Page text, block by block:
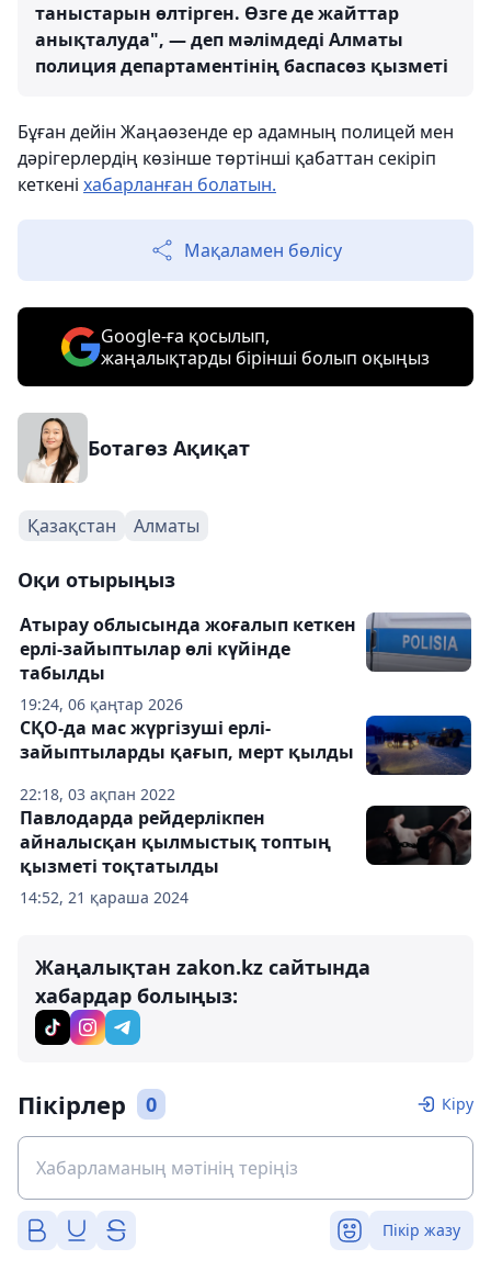
таныстарын өлтірген. Өзге де жайттар
анықталуда", — деп мәлімдеді Алматы
полиция департаментінің баспасөз қызметі
Бұған дейін Жаңаөзенде ер адамның полицей мен
дәрігерлердің көзінше төртінші қабаттан секіріп
кеткені хабарланған болатын.
Мақаламен бөлісу
Google-ға қосылып,
жаңалықтарды бірінші болып оқыңыз
Ботагөз Ақиқат
Қазақстан Алматы
Оқи отырыңыз
19:24, 06 қаңтар 2026
Атырау облысында жоғалып кеткен
ерлі-зайыптылар өлі күйінде
табылды
22:18, 03 ақпан 2022
СҚО-да мас жүргізуші ерлі-
зайыптыларды қағып, мерт қылды
14:52, 21 қараша 2024
Павлодарда рейдерлікпен
айналысқан қылмыстық топтың
қызметі тоқтатылды
Жаңалықтан zakon.kz сайтында
хабардар болыңыз:
Пікірлер 0 Кіру
Пікір жазу